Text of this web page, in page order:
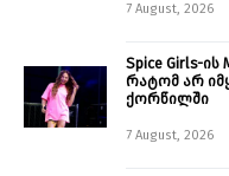
7 August, 2026
Spice Girls-
რატომ არ
ქორწილში
7 August, 2026